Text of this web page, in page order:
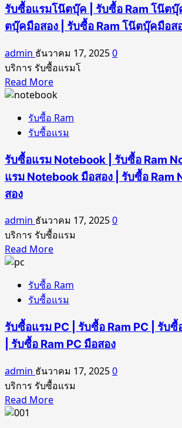
|
รับ
ฮาร์ดดิสก์
รับซื้อแรมโน๊ตบุ๊ค | รับซื้อ Ram โน๊ต
ตบุ๊คมือสอง | รับซื้อ Ram โน๊ตบุ๊คมือส
admin ธันวาคม 17, 20250
บริการ รับซื้อแรมโ
Read MoreRead
more
รับ
ซื้อ
มโน๊
ตบุ๊ค
ซื้อ
Ram
โน๊
|
รับ
ซื้อ
แร
มโน๊
ตบุ๊
รับ
รับซื้อ Ram
รับซื้อแรม
รับซื้อแรม Notebook | รับซื้อ Ram
แรม Notebook มือสอง | รับซื้อ Ram
สอง
admin ธันวาคม 17, 20250
บริการ รับซื้อแรม
Read MoreRead
รับ
ซื้อ
Notebook
|
ซื้อ
Ram
Notebook
รับซื้อ Ram
รับซื้อแรม
รับซื้อแรม PC | รับซื้อ Ram PC | รับซื้
| รับซื้อ Ram PC มือสอง
admin ธันวาคม 17, 20250
บริการ รับซื้อแรม
Read MoreRead